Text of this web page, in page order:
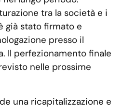
tra la società e i
già stato firmato e
presso il
Il perfezionamento finale
nelle prossime
una ricapitalizzazione e